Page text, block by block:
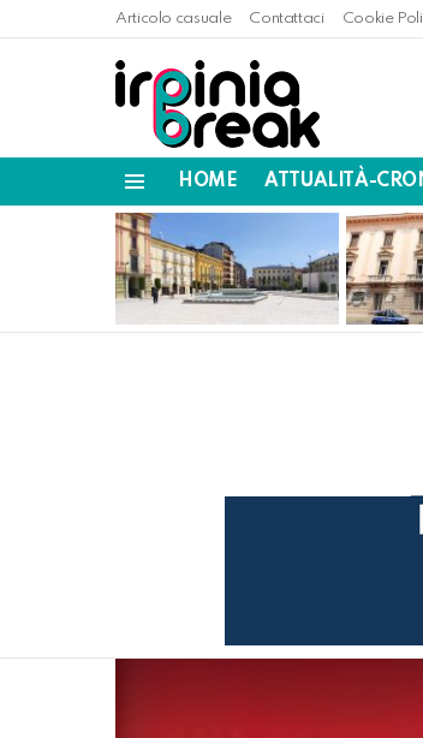
Articolo casuale Contattaci Cookie
HOME ATTUALITÀ-
LATEST
STORIES